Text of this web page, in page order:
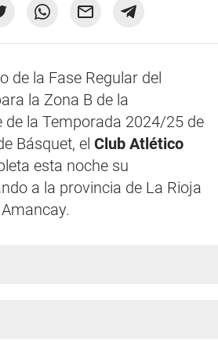
de la Fase Regular del
la Zona B de la
de la Temporada 2024/25 de
Básquet, el Club Atlético
esta noche su
a la provincia de La Rioja